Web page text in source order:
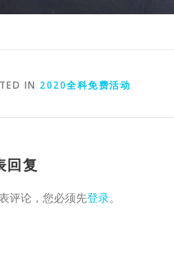
IN 2020全科免费活动
回复
评论，您必须先登录。